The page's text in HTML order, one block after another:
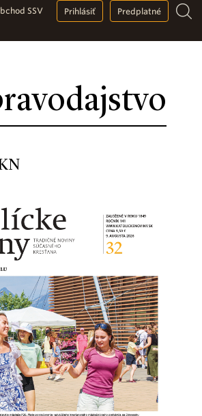
SSV Prihlásiť Predplatné